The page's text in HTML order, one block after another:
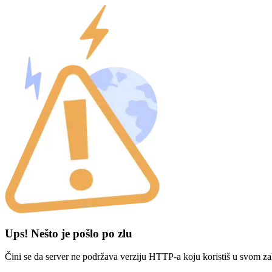
Ups! Nešto je pošlo po zlu
Čini se da server ne podržava verziju HTTP-a koju koristiš u svom